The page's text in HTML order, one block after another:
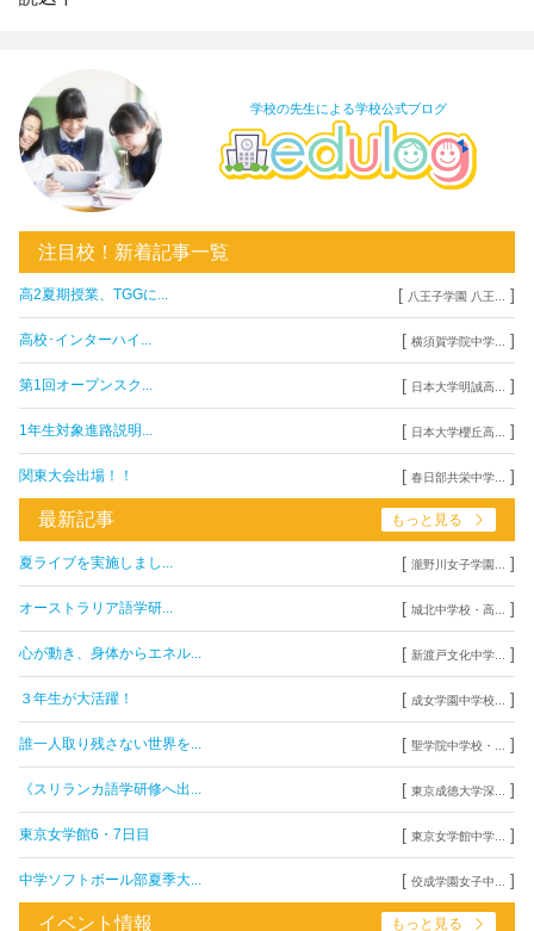
学校の先生による学校公式ブログ
注目校！新着記事一覧
高2夏期授業、TGGに... [ 八王子学園 八王... ]
高校･インターハイ... [ 横須賀学院中学... ]
第1回オープンスク... [ 日本大学明誠高... ]
1年生対象進路説明... [ 日本大学櫻丘高... ]
関東大会出場！！ [ 春日部共栄中学... ]
最新記事 もっと見る
夏ライブを実施しまし... [ 瀧野川女子学園... ]
オーストラリア語学研... [ 城北中学校・高... ]
心が動き、身体からエネル... [ 新渡戸文化中学... ]
３年生が大活躍！ [ 成女学園中学校... ]
誰一人取り残さない世界を... [ 聖学院中学校・... ]
《スリランカ語学研修へ出... [ 東京成徳大学深... ]
東京女学館6・7日目 [ 東京女学館中学... ]
中学ソフトボール部夏季大... [ 佼成学園女子中... ]
イベント情報 もっと見る